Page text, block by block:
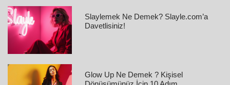
Slaylemek Ne Demek? Slayle.com’a
Davetlisiniz!
Glow Up Ne Demek ? Kişisel